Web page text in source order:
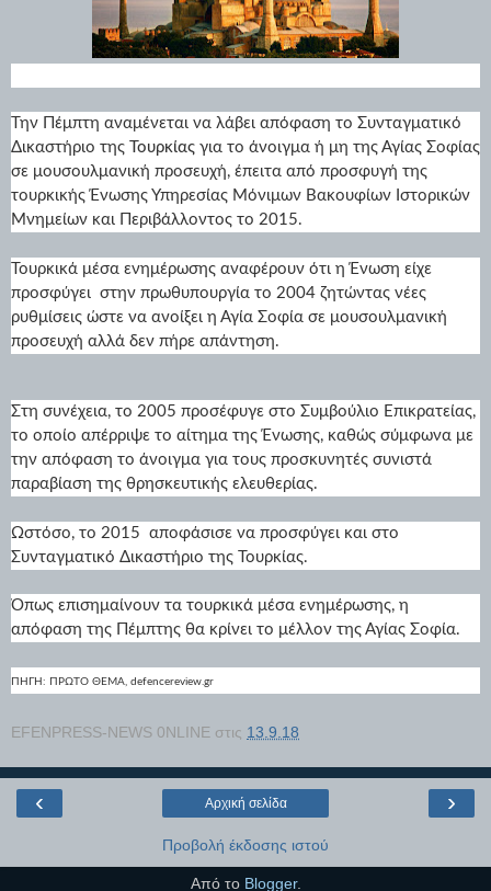
Την Πέμπτη αναμένεται να λάβει απόφαση το Συνταγματικό
Δικαστήριο της Τουρκίας για το άνοιγμα ή μη της Αγίας Σοφίας
σε μουσουλμανική προσευχή, έπειτα από προσφυγή της
τουρκικής Ένωσης Υπηρεσίας Μόνιμων Βακουφίων Ιστορικών
Μνημείων και Περιβάλλοντος το 2015.
Τουρκικά μέσα ενημέρωσης αναφέρουν ότι η Ένωση είχε
προσφύγει στην πρωθυπουργία το 2004 ζητώντας νέες
ρυθμίσεις ώστε να ανοίξει η Αγία Σοφία σε μουσουλμανική
προσευχή αλλά δεν πήρε απάντηση.
Στη συνέχεια, το 2005 προσέφυγε στο Συμβούλιο Επικρατείας,
το οποίο απέρριψε το αίτημα της Ένωσης, καθώς σύμφωνα με
την απόφαση το άνοιγμα για τους προσκυνητές συνιστά
παραβίαση της θρησκευτικής ελευθερίας.
Ωστόσο, το 2015 αποφάσισε να προσφύγει και στο
Συνταγματικό Δικαστήριο της Τουρκίας.
Όπως επισημαίνουν τα τουρκικά μέσα ενημέρωσης, η
απόφαση της Πέμπτης θα κρίνει το μέλλον της Αγίας Σοφία.
ΠΗΓΗ: ΠΡΩΤΟ ΘΕΜΑ , defencereview.gr
EFENPRESS-NEWS 0NLINE στις 13.9.18
‹ ›
Αρχική σελίδα
Προβολή έκδοσης ιστού
Από το Blogger.